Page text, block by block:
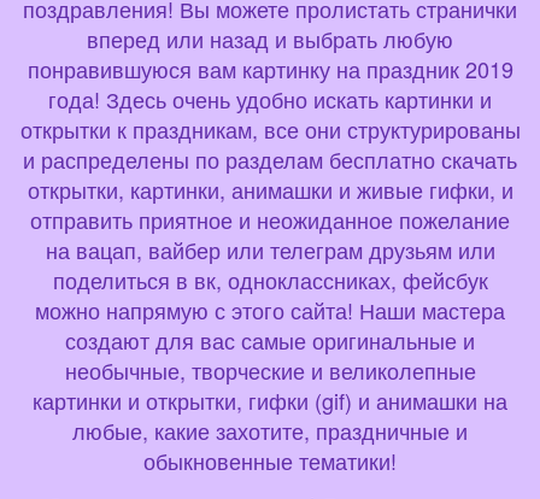
поздравления! Вы можете пролистать странички
вперед или назад и выбрать любую
понравившуюся вам картинку на праздник 2019
года! Здесь очень удобно искать картинки и
открытки к праздникам, все они структурированы
и распределены по разделам бесплатно скачать
открытки, картинки, анимашки и живые гифки, и
отправить приятное и неожиданное пожелание
на вацап, вайбер или телеграм друзьям или
поделиться в вк, одноклассниках, фейсбук
можно напрямую с этого сайта! Наши мастера
создают для вас самые оригинальные и
необычные, творческие и великолепные
картинки и открытки, гифки (gif) и анимашки на
любые, какие захотите, праздничные и
обыкновенные тематики!